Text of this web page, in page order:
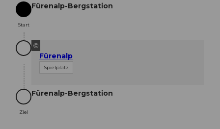
Start
Start
Fürenalp-Bergstation
©
Fürenalp
Spielplatz
Ziel
Ziel
Fürenalp-Bergstation